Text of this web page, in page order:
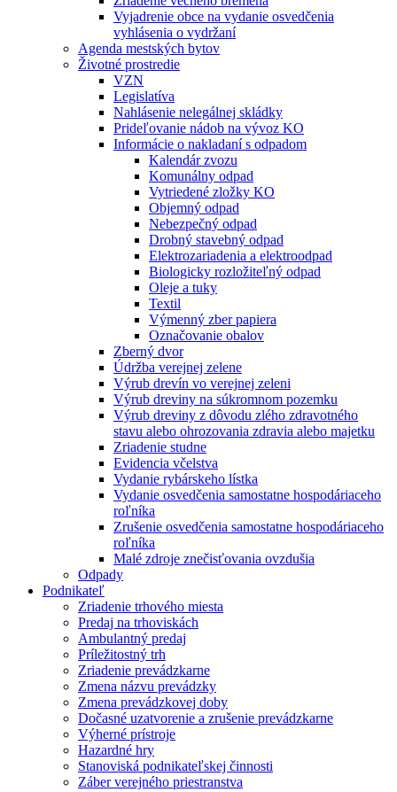
Vyjadrenie obce na vydanie osvedčenia
vyhlásenia o vydržaní
Agenda mestských bytov
Životné prostredie
VZN
Legislatíva
Nahlásenie nelegálnej skládky
Prideľovanie nádob na vývoz KO
Informácie o nakladaní s odpadom
Kalendár zvozu
Komunálny odpad
Vytriedené zložky KO
Objemný odpad
Nebezpečný odpad
Drobný stavebný odpad
Elektrozariadenia a elektroodpad
Biologicky rozložiteľný odpad
Oleje a tuky
Textil
Výmenný zber papiera
Označovanie obalov
Zberný dvor
Údržba verejnej zelene
Výrub drevín vo verejnej zeleni
Výrub dreviny na súkromnom pozemku
Výrub dreviny z dôvodu zlého zdravotného
stavu alebo ohrozovania zdravia alebo majetku
Zriadenie studne
Evidencia včelstva
Vydanie rybárskeho lístka
Vydanie osvedčenia samostatne hospodáriaceho
roľníka
Zrušenie osvedčenia samostatne hospodáriaceho
roľníka
Malé zdroje znečisťovania ovzdušia
Odpady
Podnikateľ
Zriadenie trhového miesta
Predaj na trhoviskách
Ambulantný predaj
Príležitostný trh
Zriadenie prevádzkarne
Zmena názvu prevádzky
Zmena prevádzkovej doby
Dočasné uzatvorenie a zrušenie prevádzkarne
Výherné prístroje
Hazardné hry
Stanoviská podnikateľskej činnosti
Záber verejného priestranstva